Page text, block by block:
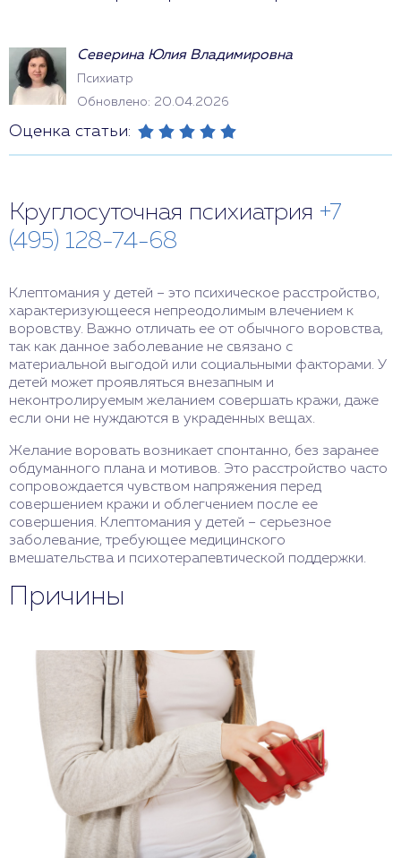
Северина Юлия Владимировна
Психиатр
Обновлено: 20.04.2026
Оценка статьи:
Круглосуточная психиатрия +7
(495) 128-74-68
Клептомания у детей – это психическое расстройство,
характеризующееся непреодолимым влечением к
воровству. Важно отличать ее от обычного воровства,
так как данное заболевание не связано с
материальной выгодой или социальными факторами. У
детей может проявляться внезапным и
неконтролируемым желанием совершать кражи, даже
если они не нуждаются в украденных вещах.
Желание воровать возникает спонтанно, без заранее
обдуманного плана и мотивов. Это расстройство часто
сопровождается чувством напряжения перед
совершением кражи и облегчением после ее
совершения. Клептомания у детей – серьезное
заболевание, требующее медицинского
вмешательства и психотерапевтической поддержки.
Причины